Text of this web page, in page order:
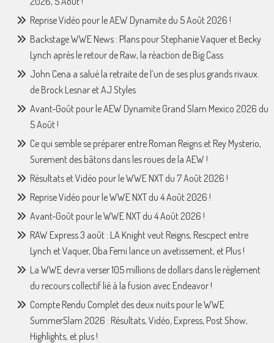
Reprise Vidéo pour le AEW Dynamite du 5 Août 2026 !
Backstage WWE News : Plans pour Stephanie Vaquer et Becky
Lynch après le retour de Raw, la réaction de Big Cass
John Cena a salué la retraite de l’un de ses plus grands rivaux.
de Brock Lesnar et AJ Styles
Avant-Goût pour le AEW Dynamite Grand Slam Mexico 2026 du
5 Août !
Ce qui semble se préparer entre Roman Reigns et Rey Mysterio,
Surement des bâtons dans les roues de la AEW !
Résultats et Vidéo pour le WWE NXT du 7 Août 2026 !
Reprise Vidéo pour le WWE NXT du 4 Août 2026 !
Avant-Goût pour le WWE NXT du 4 Août 2026 !
RAW Express 3 août : LA Knight veut Reigns, Rescpect entre
Lynch et Vaquer, Oba Femi lance un avetissement, et Plus !
La WWE devra verser 105 millions de dollars dans le règlement
du recours collectif lié à la fusion avec Endeavor !
Compte Rendu Complet des deux nuits pour le WWE
SummerSlam 2026 : Résultats, Vidéo, Express, Post Show,
Highlights, et plus !